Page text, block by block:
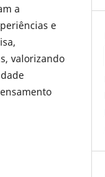
a
e
valorizando